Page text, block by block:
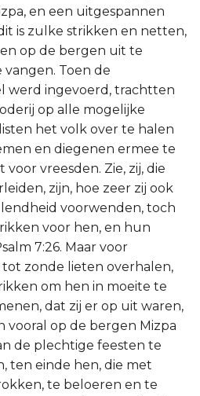
en een uitgespannen
is zulke strikken en netten,
op de bergen uit te
Toen de
werd ingevoerd, trachtten
op alle mogelijke
het volk over te halen
en diegenen ermee te
vreesden. Zie, zij, die
zijn, hoe zeer zij ook
voorwenden, toch
voor hen, en hun
7:26. Maar voor
zonde lieten overhalen,
om hen in moeite te
dat zij er op uit waren,
vooral op de bergen Mizpa
de plechtige feesten te
ten einde hen, die met
te beloeren en te